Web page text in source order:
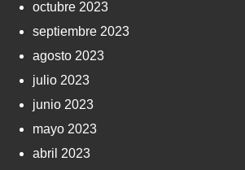
octubre 2023
septiembre 2023
agosto 2023
julio 2023
junio 2023
mayo 2023
abril 2023